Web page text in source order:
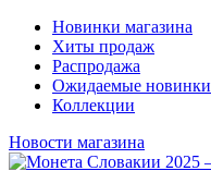
Новинки магазина
Хиты продаж
Распродажа
Ожидаемые новинки
Коллекции
Новости магазина